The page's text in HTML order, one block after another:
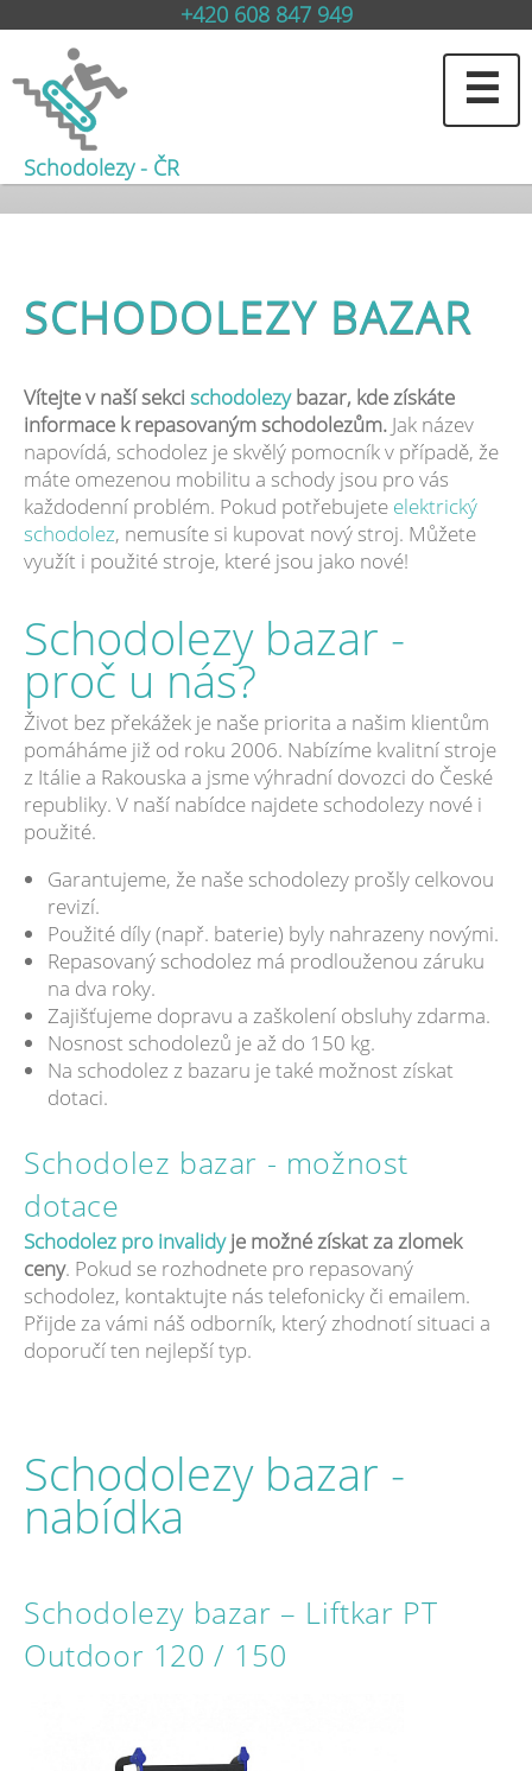
Schodolezy - ČR
+420 608 847 949
☰
SCHODOLEZY BAZAR
Vítejte v naší sekci schodolezybazar, kde získáte
informace k repasovaným schodolezům. Jak název
napovídá, schodolez je skvělý pomocník v případě, že
máte omezenou mobilitu a schody jsou pro vás
každodenní problém. Pokud potřebujete elektrický
schodolez, nemusíte si kupovat nový stroj. Můžete
využít i použité stroje, které jsou jako nové!
Schodolezy bazar -
proč u nás?
Život bez překážek je naše priorita a našim klientům
pomáháme již od roku 2006. Nabízíme kvalitní stroje
z Itálie a Rakouska a jsme výhradní dovozci do České
republiky. V naší nabídce najdete schodolezy nové i
použité.
Garantujeme, že naše schodolezy prošly celkovou
revizí.
Použité díly (např. baterie) byly nahrazeny novými.
Repasovaný schodolez má prodlouženou záruku
na dva roky.
Zajišťujeme dopravu a zaškolení obsluhy zdarma.
Nosnost schodolezů je až do 150 kg.
Na schodolez z bazaru je také možnost získat
dotaci.
Schodolez bazar - možnost
dotace
Schodolez pro invalidyje možné získat za zlomek
ceny. Pokud se rozhodnete pro repasovaný
schodolez, kontaktujte nás telefonicky či emailem.
Přijde za vámi náš odborník, který zhodnotí situaci a
doporučí ten nejlepší typ.
Schodolezy bazar -
nabídka
Schodolezy bazar – Liftkar PT
Outdoor 120 / 150